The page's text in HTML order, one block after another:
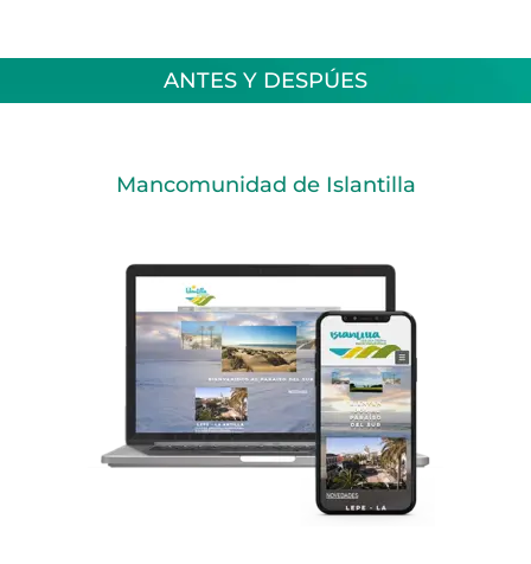
ANTES Y DESPÚES
Mancomunidad de Islantilla